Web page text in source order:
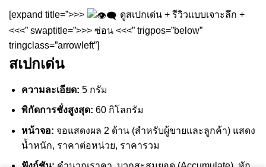
[expand title=”>>>
ดูสเปกเด่น + รีวิวแบบเจาะลึก +
<<<” swaptitle=”>>> ซ่อน <<<” trigpos=”below”
tringclass=”arrowleft”]
สเปกเด่น
ความละเอียด: 5 กรัม
พิกัดการชั่งสูงสุด: 60 กิโลกรัม
หน้าจอ: จอแสดงผล 2 ด้าน (สำหรับผู้ขายและลูกค้า) แสดง
น้ำหนัก, ราคาต่อหน่วย, ราคารวม